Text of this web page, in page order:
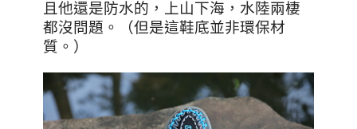
且他還是防水的，上山下海，水陸兩棲
都沒問題。（但是這鞋底並非環保材
質。）